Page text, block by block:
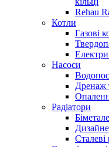
Rehau
Котли
Газові
Насоси
Дренаж
Радіатори
Сталеві